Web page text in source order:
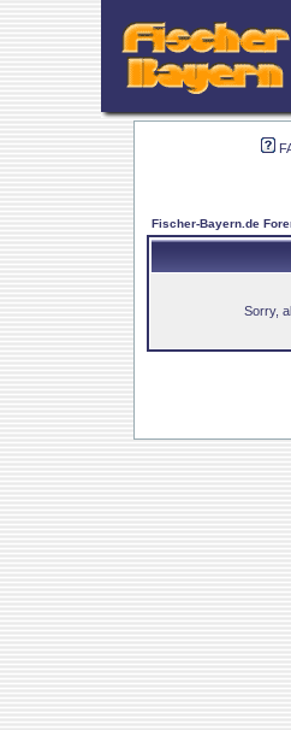
Fischer-Bayern.de
Sorry,